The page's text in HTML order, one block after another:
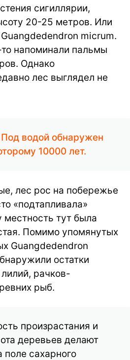
сигиллярии,
20-25 метров. Или
micrum.
напоминали пальмы
Однако
лес выглядел не
Под водой обнаружен
10000 лет.
лес рос на побережье
«подтапливала»
тут была
Помимо упомянутых
Guangdedendron
остатки
рачков-
рыб.
произрастания и
деревьев делают
сахарного